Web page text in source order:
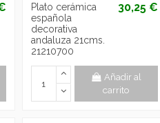
Plato cerámica
española
decorativa
andaluza 21cms.
21210700
30,25 €
Añadir al
carrito